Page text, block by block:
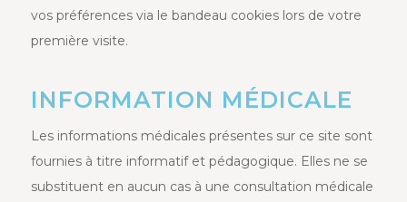
vos préférences via le bandeau cookies lors de votre
première visite.
INFORMATION MÉDICALE
Les informations médicales présentes sur ce site sont
fournies à titre informatif et pédagogique. Elles ne se
substituent en aucun cas à une consultation médicale